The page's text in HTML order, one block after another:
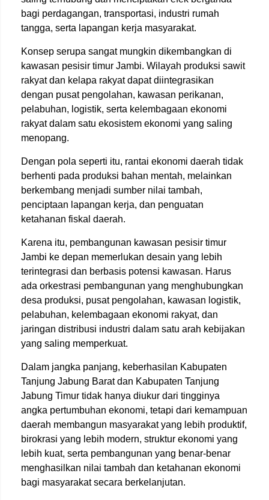
bagi perdagangan, transportasi, industri rumah
tangga, serta lapangan kerja masyarakat.
Konsep serupa sangat mungkin dikembangkan di
kawasan pesisir timur Jambi. Wilayah produksi sawit
rakyat dan kelapa rakyat dapat diintegrasikan
dengan pusat pengolahan, kawasan perikanan,
pelabuhan, logistik, serta kelembagaan ekonomi
rakyat dalam satu ekosistem ekonomi yang saling
menopang.
Dengan pola seperti itu, rantai ekonomi daerah tidak
berhenti pada produksi bahan mentah, melainkan
berkembang menjadi sumber nilai tambah,
penciptaan lapangan kerja, dan penguatan
ketahanan fiskal daerah.
Karena itu, pembangunan kawasan pesisir timur
Jambi ke depan memerlukan desain yang lebih
terintegrasi dan berbasis potensi kawasan. Harus
ada orkestrasi pembangunan yang menghubungkan
desa produksi, pusat pengolahan, kawasan logistik,
pelabuhan, kelembagaan ekonomi rakyat, dan
jaringan distribusi industri dalam satu arah kebijakan
yang saling memperkuat.
Dalam jangka panjang, keberhasilan Kabupaten
Tanjung Jabung Barat dan Kabupaten Tanjung
Jabung Timur tidak hanya diukur dari tingginya
angka pertumbuhan ekonomi, tetapi dari kemampuan
daerah membangun masyarakat yang lebih produktif,
birokrasi yang lebih modern, struktur ekonomi yang
lebih kuat, serta pembangunan yang benar-benar
menghasilkan nilai tambah dan ketahanan ekonomi
bagi masyarakat secara berkelanjutan.